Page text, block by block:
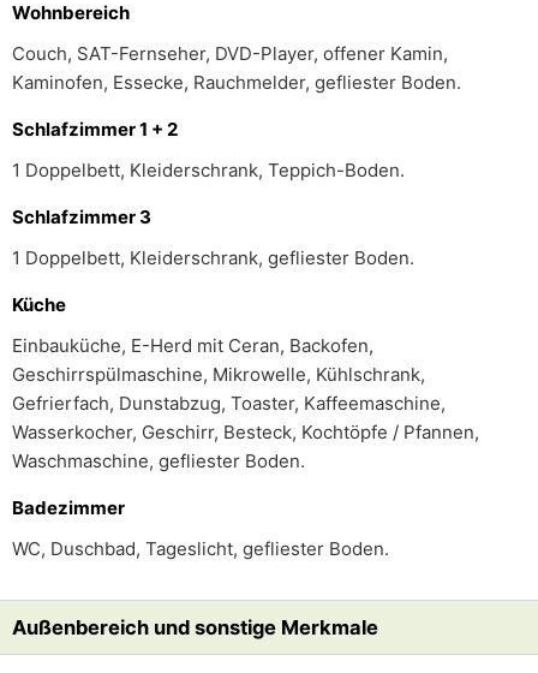
Wohnbereich
Couch, SAT-Fernseher, DVD-Player, offener Kamin,
Kaminofen, Essecke, Rauchmelder, gefliester Boden.
Schlafzimmer 1 + 2
1 Doppelbett, Kleiderschrank, Teppich-Boden.
Schlafzimmer 3
1 Doppelbett, Kleiderschrank, gefliester Boden.
Küche
Einbauküche, E-Herd mit Ceran, Backofen,
Geschirrspülmaschine, Mikrowelle, Kühlschrank,
Gefrierfach, Dunstabzug, Toaster, Kaffeemaschine,
Wasserkocher, Geschirr, Besteck, Kochtöpfe / Pfannen,
Waschmaschine, gefliester Boden.
Badezimmer
WC, Duschbad, Tageslicht, gefliester Boden.
Außenbereich und sonstige Merkmale